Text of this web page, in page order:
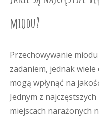
miodu?
Przechowywanie
zadaniem, jednak wiele
mogą wpłynąć na
Jednym z
miejscach narażonych